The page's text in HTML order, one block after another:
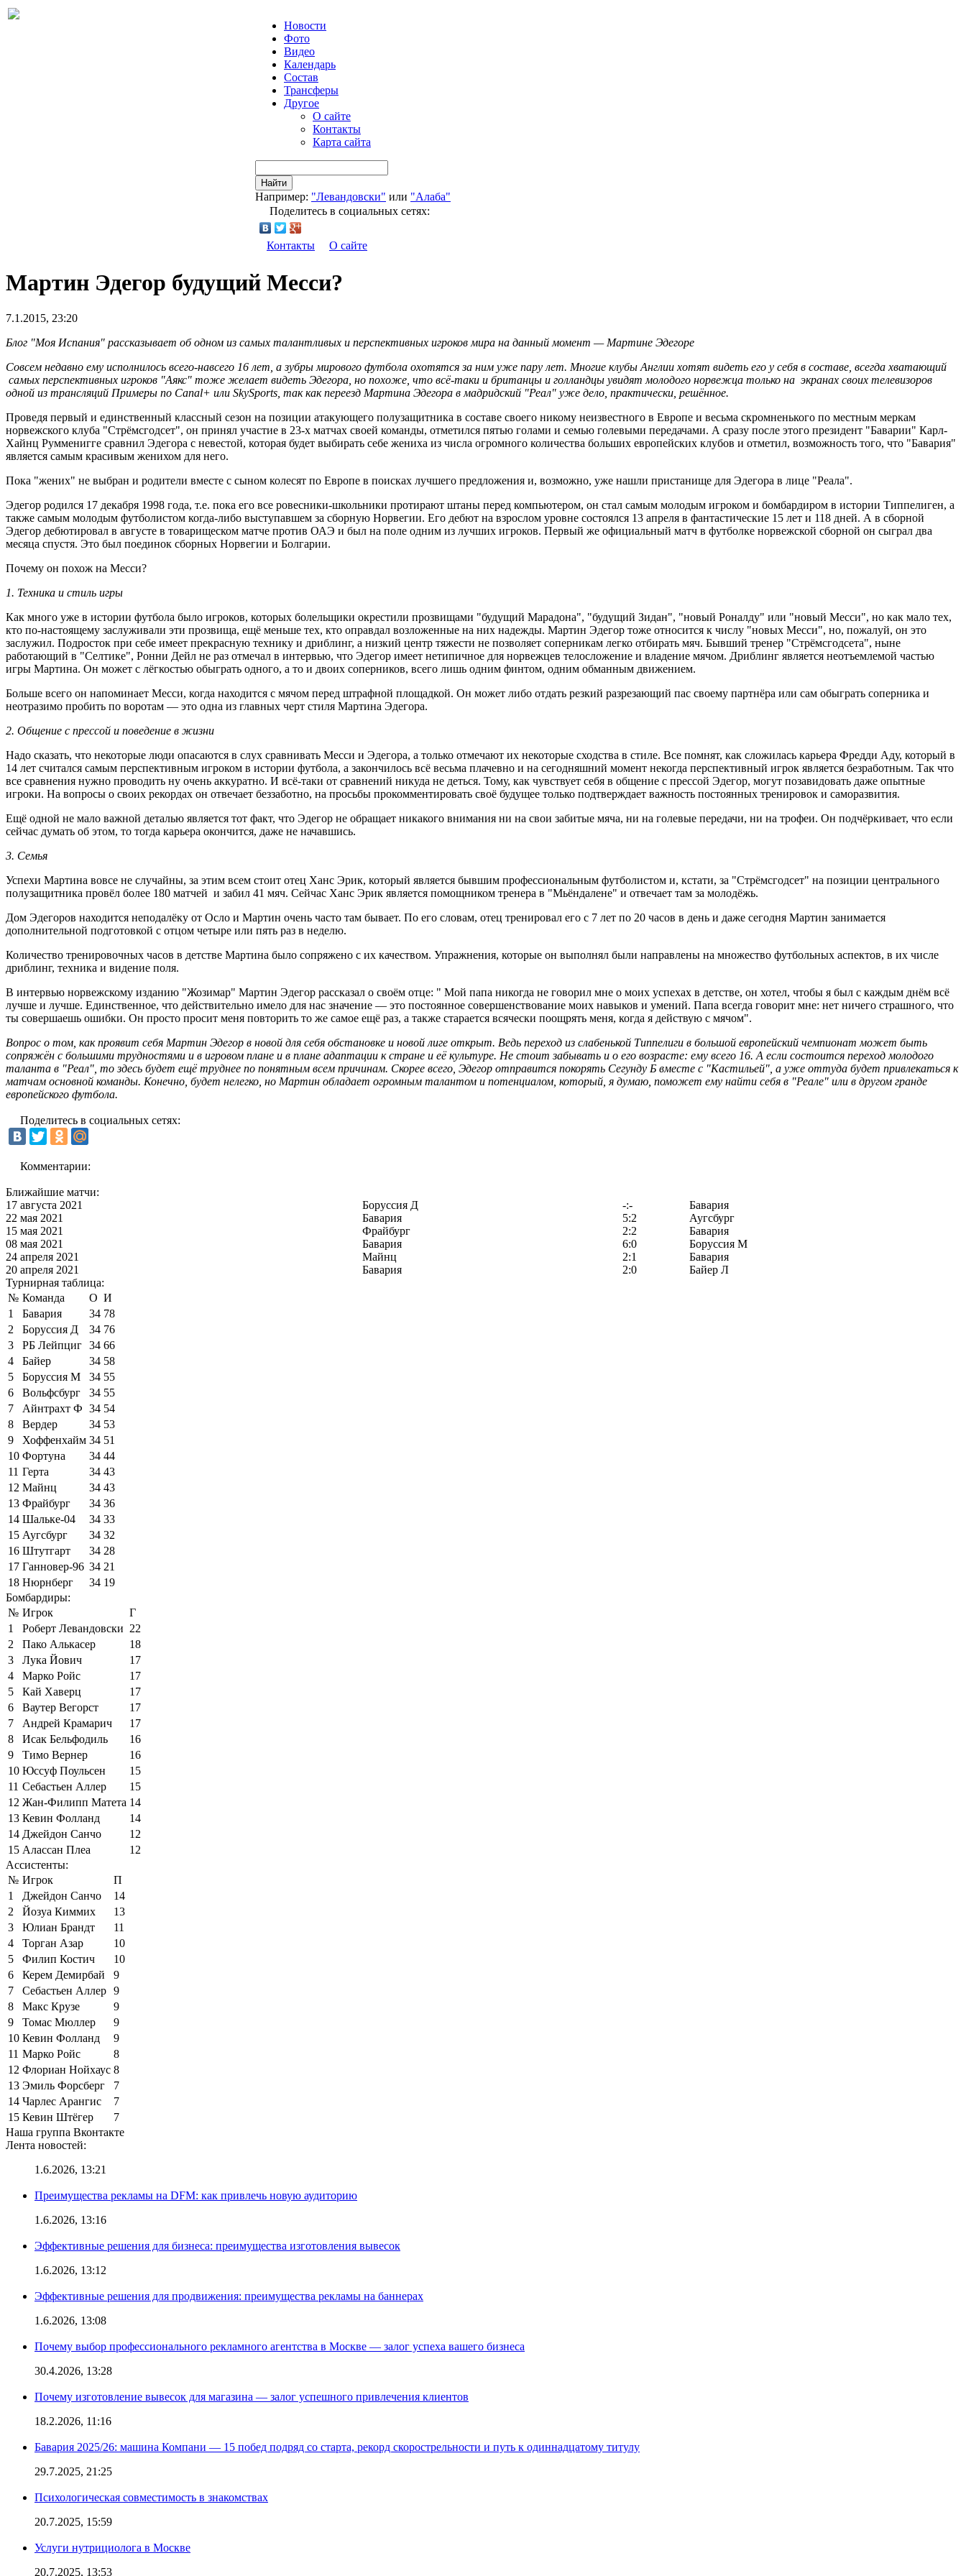
Новости
Фото
Видео
Календарь
Состав
Трансферы
Другое
О сайте
Контакты
Карта сайта
Найти
Например: "Левандовски" или "Алаба"
Поделитесь в социальных сетях:
Контакты О сайте
Мартин Эдегор будущий Месси?
7.1.2015, 23:20
Блог "Моя Испания" рассказывает об одном из самых талантливых и перспективных игроков мира на данный момент — Мартине Эдегоре
Совсем недавно ему исполнилось всего-навсего 16 лет, а зубры мирового футбола охотятся за ним уже пару лет. Многие клубы Англии хотят видеть его у себя в составе, всегда хватающий
самых перспективных игроков "Аякс" тоже желает видеть Эдегора, но похоже, что всё-таки и британцы и голландцы увидят молодого норвежца только на экранах своих телевизоров
одной из трансляций Примеры по Canal+ или SkySports, так как переезд Мартина Эдегора в мадридский "Реал" уже дело, практически, решённое.
Проведя первый и единственный классный сезон на позиции атакующего полузащитника в составе своего никому неизвестного в Европе и весьма скромненького по местным меркам
норвежского клуба "Стрёмсгодсет", он принял участие в 23-х матчах своей команды, отметился пятью голами и семью голевыми передачами. А сразу после этого президент "Баварии" Карл-
Хайнц Румменигге сравнил Эдегора с невестой, которая будет выбирать себе жениха из числа огромного количества больших европейских клубов и отметил, возможность того, что "Бавария"
является самым красивым женихом для него.
Пока "жених" не выбран и родители вместе с сыном колесят по Европе в поисках лучшего предложения и, возможно, уже нашли пристанище для Эдегора в лице "Реала".
Эдегор родился 17 декабря 1998 года, т.е. пока его все ровесники-школьники протирают штаны перед компьютером, он стал самым молодым игроком и бомбардиром в истории Типпелиген, а
также самым молодым футболистом когда-либо выступавшем за сборную Норвегии. Его дебют на взрослом уровне состоялся 13 апреля в фантастические 15 лет и 118 дней. А в сборной
Эдегор дебютировал в августе в товарищеском матче против ОАЭ и был на поле одним из лучших игроков. Первый же официальный матч в футболке норвежской сборной он сыграл два
месяца спустя. Это был поединок сборных Норвегии и Болгарии.
Почему он похож на Месси?
1. Техника и стиль игры
Как много уже в истории футбола было игроков, которых болельщики окрестили прозвищами "будущий Марадона", "будущий Зидан", "новый Роналду" или "новый Месси", но как мало тех,
кто по-настоящему заслуживали эти прозвища, ещё меньше тех, кто оправдал возложенные на них надежды. Мартин Эдегор тоже относится к числу "новых Месси", но, пожалуй, он это
заслужил. Подросток при себе имеет прекрасную технику и дриблинг, а низкий центр тяжести не позволяет соперникам легко отбирать мяч. Бывший тренер "Стрёмсгодсета", ныне
работающий в "Селтике", Ронни Дейл не раз отмечал в интервью, что Эдегор имеет нетипичное для норвежцев телосложение и владение мячом. Дриблинг является неотъемлемой частью
игры Мартина. Он может с лёгкостью обыграть одного, а то и двоих соперников, всего лишь одним финтом, одним обманным движением.
Больше всего он напоминает Месси, когда находится с мячом перед штрафной площадкой. Он может либо отдать резкий разрезающий пас своему партнёра или сам обыграть соперника и
неотразимо пробить по воротам — это одна из главных черт стиля Мартина Эдегора.
2. Общение с прессой и поведение в жизни
Надо сказать, что некоторые люди опасаются в слух сравнивать Месси и Эдегора, а только отмечают их некоторые сходства в стиле. Все помнят, как сложилась карьера Фредди Аду, который в
14 лет считался самым перспективным игроком в истории футбола, а закончилось всё весьма плачевно и на сегодняшний момент некогда перспективный игрок является безработным. Так что
все сравнения нужно проводить ну очень аккуратно. И всё-таки от сравнений никуда не деться. Тому, как чувствует себя в общение с прессой Эдегор, могут позавидовать даже опытные
игроки. На вопросы о своих рекордах он отвечает беззаботно, на просьбы прокомментировать своё будущее только подтверждает важность постоянных тренировок и саморазвития.
Ещё одной не мало важной деталью является тот факт, что Эдегор не обращает никакого внимания ни на свои забитые мяча, ни на голевые передачи, ни на трофеи. Он подчёркивает, что если
сейчас думать об этом, то тогда карьера окончится, даже не начавшись.
3. Семья
Успехи Мартина вовсе не случайны, за этим всем стоит отец Ханс Эрик, который является бывшим профессиональным футболистом и, кстати, за "Стрёмсгодсет" на позиции центрального
полузащитника провёл более 180 матчей и забил 41 мяч. Сейчас Ханс Эрик является помощником тренера в "Мьёндалене" и отвечает там за молодёжь.
Дом Эдегоров находится неподалёку от Осло и Мартин очень часто там бывает. По его словам, отец тренировал его с 7 лет по 20 часов в день и даже сегодня Мартин занимается
дополнительной подготовкой с отцом четыре или пять раз в неделю.
Количество тренировочных часов в детстве Мартина было сопряжено с их качеством. Упражнения, которые он выполнял были направлены на множество футбольных аспектов, в их числе
дриблинг, техника и видение поля.
В интервью норвежскому изданию "Жозимар" Мартин Эдегор рассказал о своём отце: " Мой папа никогда не говорил мне о моих успехах в детстве, он хотел, чтобы я был с каждым днём всё
лучше и лучше. Единственное, что действительно имело для нас значение — это постоянное совершенствование моих навыков и умений. Папа всегда говорит мне: нет ничего страшного, что
ты совершаешь ошибки. Он просто просит меня повторить то же самое ещё раз, а также старается всячески поощрять меня, когда я действую с мячом".
Вопрос о том, как проявит себя Мартин Эдегор в новой для себя обстановке и новой лиге открыт. Ведь переход из слабенькой Типпелиги в большой европейский чемпионат может быть
сопряжён с большими трудностями и в игровом плане и в плане адаптации к стране и её культуре. Не стоит забывать и о его возрасте: ему всего 16. А если состоится переход молодого
таланта в "Реал", то здесь будет ещё труднее по понятным всем причинам. Скорее всего, Эдегор отправится покорять Сегунду Б вместе с "Кастильей", а уже оттуда будет привлекаться к
матчам основной команды. Конечно, будет нелегко, но Мартин обладает огромным талантом и потенциалом, который, я думаю, поможет ему найти себя в "Реале" или в другом гранде
европейского футбола.
Поделитесь в социальных сетях:
Комментарии:
Ближайшие матчи:
17 августа 2021
Боруссия Д -:-
Бавария
22 мая 2021
Бавария 5:2
Аугсбург
15 мая 2021
Фрайбург 2:2
Бавария
08 мая 2021
Бавария 6:0
Боруссия М
24 апреля 2021
Майнц 2:1
Бавария
20 апреля 2021
Бавария 2:0
Байер Л
Турнирная таблица:
№ Команда О И
1
Бавария 34 78
2
Боруссия Д 34 76
3
РБ Лейпциг 34 66
4
Байер 34 58
5
Боруссия М 34 55
6
Вольфсбург 34 55
7
Айнтрахт Ф 34 54
8
Вердер 34 53
9
Хоффенхайм 34 51
10 Фортуна 34 44
11 Герта 34 43
12 Майнц 34 43
13 Фрайбург 34 36
14 Шальке-04 34 33
15 Аугсбург 34 32
16 Штутгарт 34 28
17 Ганновер-96 34 21
18 Нюрнберг 34 19
Бомбардиры:
№ Игрок
Г
1
Роберт Левандовски 22
2
Пако Алькасер
18
3
Лука Йович
17
4
Марко Ройс
17
5
Кай Хаверц
17
6
Ваутер Вегорст
17
7
Андрей Крамарич
17
8
Исак Бельфодиль
16
9
Тимо Вернер
16
10 Юссуф Поульсен
15
11 Себастьен Аллер
15
12 Жан-Филипп Матета 14
13 Кевин Фолланд
14
14 Джейдон Санчо
12
15 Алассан Плеа
12
Ассистенты:
№ Игрок
П
1
Джейдон Санчо
14
2
Йозуа Киммих
13
3
Юлиан Брандт
11
4
Торган Азар
10
5
Филип Костич
10
6
Керем Демирбай
9
7
Себастьен Аллер 9
8
Макс Крузе
9
9
Томас Мюллер
9
10 Кевин Фолланд
9
11 Марко Ройс
8
12 Флориан Нойхаус 8
13 Эмиль Форсберг
7
14 Чарлес Арангис
7
15 Кевин Штёгер
7
Наша группа Вконтакте
Лента новостей:
1.6.2026, 13:21
Преимущества рекламы на DFM: как привлечь новую аудиторию
1.6.2026, 13:16
Эффективные решения для бизнеса: преимущества изготовления вывесок
1.6.2026, 13:12
Эффективные решения для продвижения: преимущества рекламы на баннерах
1.6.2026, 13:08
Почему выбор профессионального рекламного агентства в Москве — залог успеха вашего бизнеса
30.4.2026, 13:28
Почему изготовление вывесок для магазина — залог успешного привлечения клиентов
18.2.2026, 11:16
Бавария 2025/26: машина Компани — 15 побед подряд со старта, рекорд скорострельности и путь к одиннадцатому титулу
29.7.2025, 21:25
Психологическая совместимость в знакомствах
20.7.2025, 15:59
Услуги нутрициолога в Москве
20.7.2025, 13:53